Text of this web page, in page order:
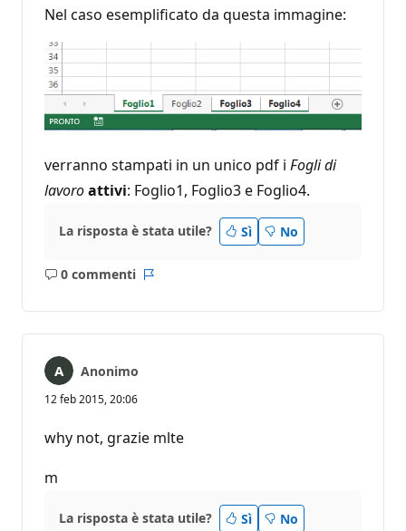
Nel caso esemplificato da questa immagine:
verranno stampati in un unico pdf i Fogli di
lavoroattivi: Foglio1, Foglio3 e Foglio4.
La risposta è stata utile? Sì No
0 commenti
Nessun
Anonimo
12 feb 2015, 20:06
why not, grazie mlte
m
La risposta è stata utile? Sì No